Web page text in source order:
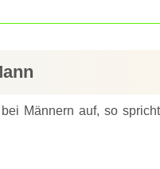
Männern auf, so